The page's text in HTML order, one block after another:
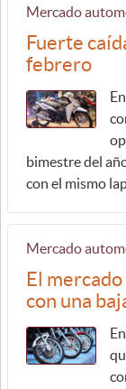
Mercado
Fuerte
febrero
bimestre del
con el mismo
Mercado
El
con una